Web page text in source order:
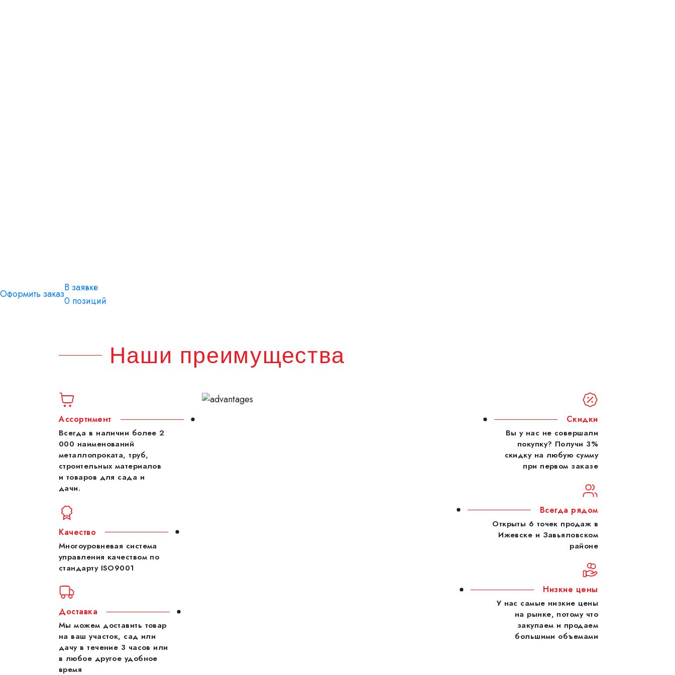
Оформить заказ
В заявке
0 позиций
Наши преимущества
Ассортимент
Всегда в наличии более 2
000 наименований
металлопроката, труб,
строительных материалов
и товаров для сада и
дачи.
Качество
Многоуровневая система
управления качеством по
стандарту ISO9001
Доставка
Мы можем доставить товар
на ваш участок, сад или
дачу в течение 3 часов или
в любое другое удобное
время
Скидки
Вы у нас не совершали
покупку? Получи 3%
скидку на любую сумму
при первом заказе
Всегда рядом
Открыты 6 точек продаж в
Ижевске и Завьяловском
районе
Низкие цены
У нас самые низкие цены
на рынке, потому что
закупаем и продаем
большими объемами